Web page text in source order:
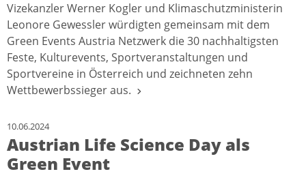
Vizekanzler Werner Kogler und Klimaschutzministerin
Leonore Gewessler würdigten gemeinsam mit dem
Green Events Austria Netzwerk die 30 nachhaltigsten
Feste, Kulturevents, Sportveranstaltungen und
Sportvereine in Österreich und zeichneten zehn
Wettbewerbssieger aus.
10.06.2024
Austrian Life Science Day als
Green Event